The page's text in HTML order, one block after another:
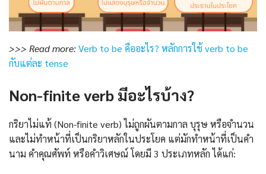
>>> Read more:Verb to be คืออะไร? หลักการใช้ verb to be
กับแต่ละ tense
Non-finite verb มีอะไรบ้าง?
กริยาไม่แท้ (Non-finite verb) ไม่ถูกผันตามกาล บุรุษ หรือจำนวน
และไม่ทำหน้าที่เป็นกริยาหลักในประโยค แต่มักทำหน้าที่เป็นคำ
นาม คำคุณศัพท์ หรือคำวิเศษณ์ โดยมี 3 ประเภทหลัก ได้แก่: